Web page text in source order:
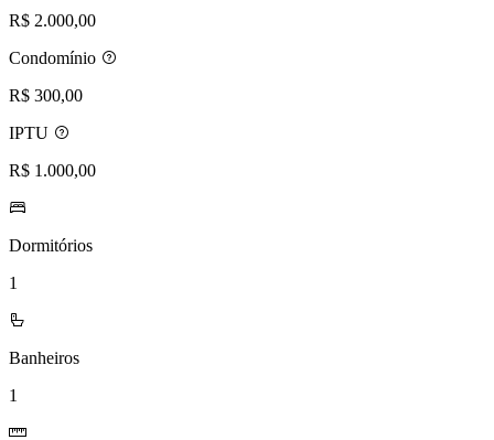
R$ 2.000,00
Condomínio
R$ 300,00
IPTU
R$ 1.000,00
Dormitórios
1
Banheiros
1